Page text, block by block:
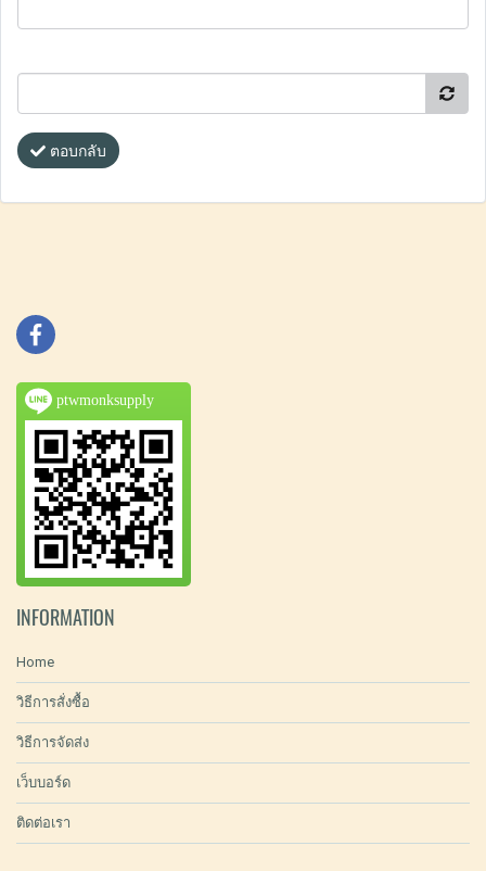
ตอบกลับ
ptwmonksupply
INFORMATION
Home
วิธีการสั่งซื้อ
วิธีการจัดส่ง
เว็บบอร์ด
ติดต่อเรา